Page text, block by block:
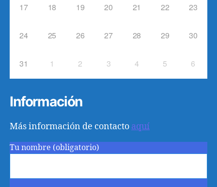
17 18 19 20 21 22 23
24 25 26 27 28 29 30
31 1 2 3 4 5 6
Información
Más información de contacto aquí
Tu nombre (obligatorio)